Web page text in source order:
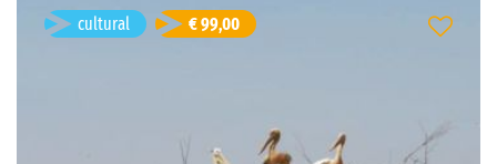
cultural € 99,00 Weekend Siné Saloum
Limba vizitei:
franceză